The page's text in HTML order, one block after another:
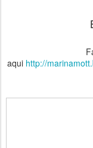
aqui http://